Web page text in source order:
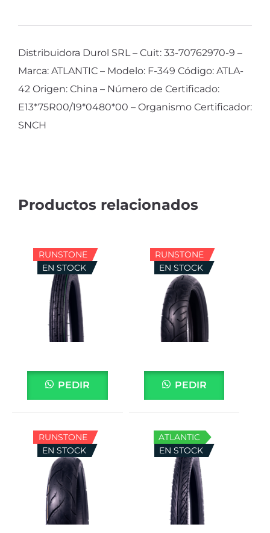
Distribuidora Durol SRL – Cuit: 33-70762970-9 –
Marca: ATLANTIC – Modelo: F-349 Código: ATLA-
42 Origen: China – Número de Certificado:
E13*75R00/19*0480*00 – Organismo Certificador:
SNCH
RUNSTONE
EN STOCK
PEDIR
RUNSTONE
EN STOCK
PEDIR
RUNSTONE
EN STOCK
ATLANTIC
EN STOCK